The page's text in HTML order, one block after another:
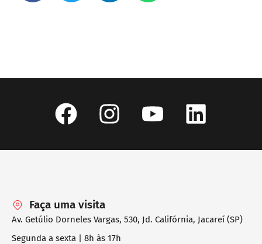
Faça uma visita
Av. Getúlio Dorneles Vargas, 530, Jd. Califórnia, Jacareí (SP)
Segunda a sexta | 8h às 17h